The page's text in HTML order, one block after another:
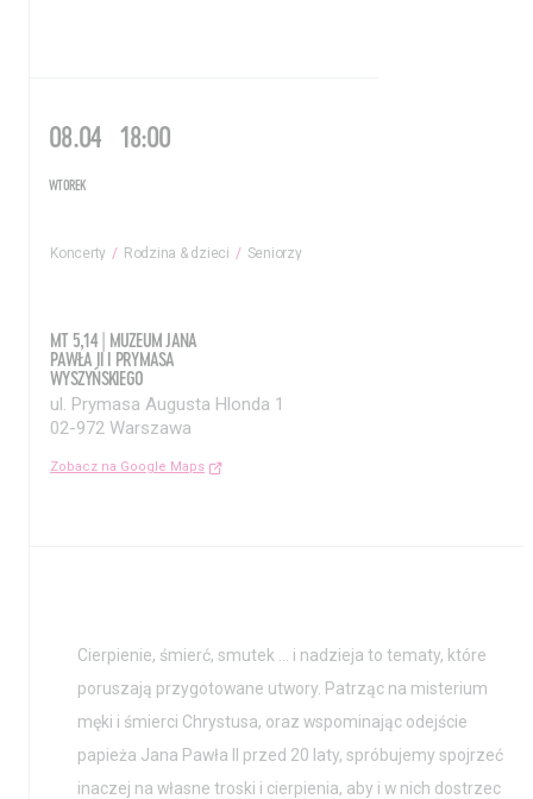
Wolontariat
Kolekcja im. Jana
Pawła II
08.04 18:00
WTOREK
Koncerty Rodzina & dzieci Seniorzy
MT 5,14 | MUZEUM JANA
PAWŁA II I PRYMASA
WYSZYŃSKIEGO
ul. Prymasa Augusta Hlonda 1
02-972 Warszawa
Zobacz na Google Maps
Cierpienie, śmierć, smutek … i nadzieja to tematy, które
poruszają przygotowane utwory. Patrząc na misterium
męki i śmierci Chrystusa, oraz wspominając odejście
papieża Jana Pawła II przed 20 laty, spróbujemy spojrzeć
inaczej na własne troski i cierpienia, aby i w nich dostrzec